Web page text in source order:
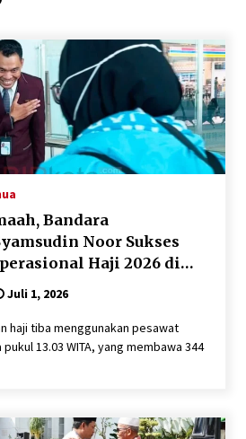
51, Indocement Perkuat Inovasi dan
Masa Depan Lebih Hijau
6, 2026
Kaji Tiru di DIY, Bupati Barito Utara
Kunker ke Pemkab Gunung Kidul
Putusan PN, Kejari Kotabaru Setor
Juta dari Kasus Tambang Ilegal
5, 2026
Komitmen Tingkatkan Layanan
4, 2026
4, 2026
Bandara
Noor Sukses
Haji 2026 di
Juli 1, 2026
haji tiba menggunakan pesawat
13.03 WITA, yang membawa 344